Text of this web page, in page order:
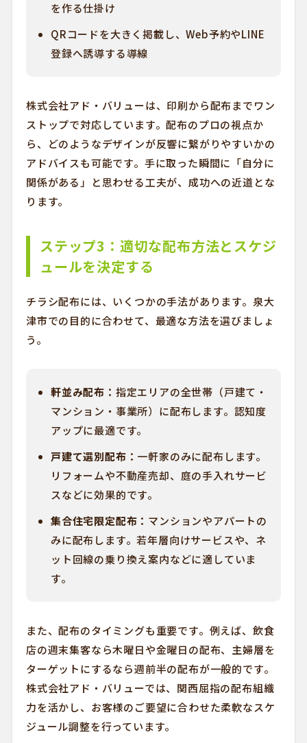
を作る仕掛け
QRコードを大きく掲載し、Web予約やLINE
登録へ誘導する導線
株式会社アド・バリューは、印刷から配布までワン
ストップで対応しています。配布のプロの視点か
ら、どのようなデザインが反響に繋がりやすいかの
アドバイスも可能です。手に取った瞬間に「自分に
関係がある」と思わせる工夫が、成功への近道とな
ります。
ステップ3：適切な配布方法とスケジ
ュールを決定する
チラシ配布には、いくつかの手法があります。泉大
津市での目的に合わせて、最適な方法を選びましょ
う。
軒並み配布： 指定エリアの全世帯（戸建て・
マンション・事業所）に配布します。認知度
アップに最適です。
戸建て選別配布： 一軒家のみに配布します。
リフォームや不動産売却、庭の手入れサービ
スなどに効果的です。
集合住宅限定配布： マンションやアパートの
みに配布します。若年層向けサービスや、ネ
ット回線の乗り換え案内などに適していま
す。
また、配布のタイミングも重要です。例えば、飲食
店の週末集客なら木曜日や金曜日の配布、主婦層を
ターゲットにするなら週前半の配布が一般的です。
株式会社アド・バリューでは、関西屈指の配布組織
力を活かし、お客様のご要望に合わせた柔軟なスケ
ジュール調整を行っています。